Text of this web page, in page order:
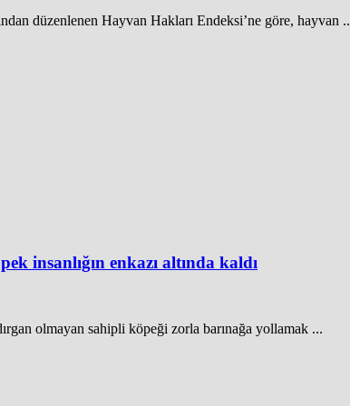
düzenlenen Hayvan Hakları Endeksi’ne göre, hayvan
insanlığın enkazı altında kaldı
olmayan sahipli köpeği zorla barınağa yollamak ...